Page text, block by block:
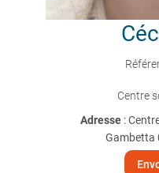
Centre
Adresse :
Gambetta